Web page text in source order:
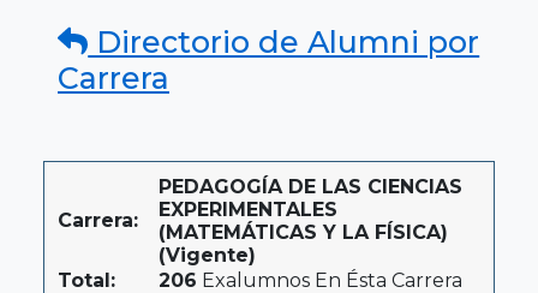
Directorio de Alumni por
Carrera
Carrera:
PEDAGOGÍA DE LAS CIENCIAS
EXPERIMENTALES
(MATEMÁTICAS Y LA FÍSICA)
(Vigente)
Total:
206 Exalumnos En Ésta Carrera